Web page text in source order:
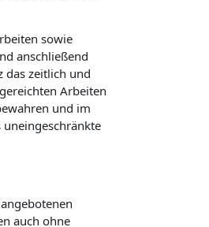
sowie
anschließend
das zeitlich und
Arbeiten
und im
auch ohne